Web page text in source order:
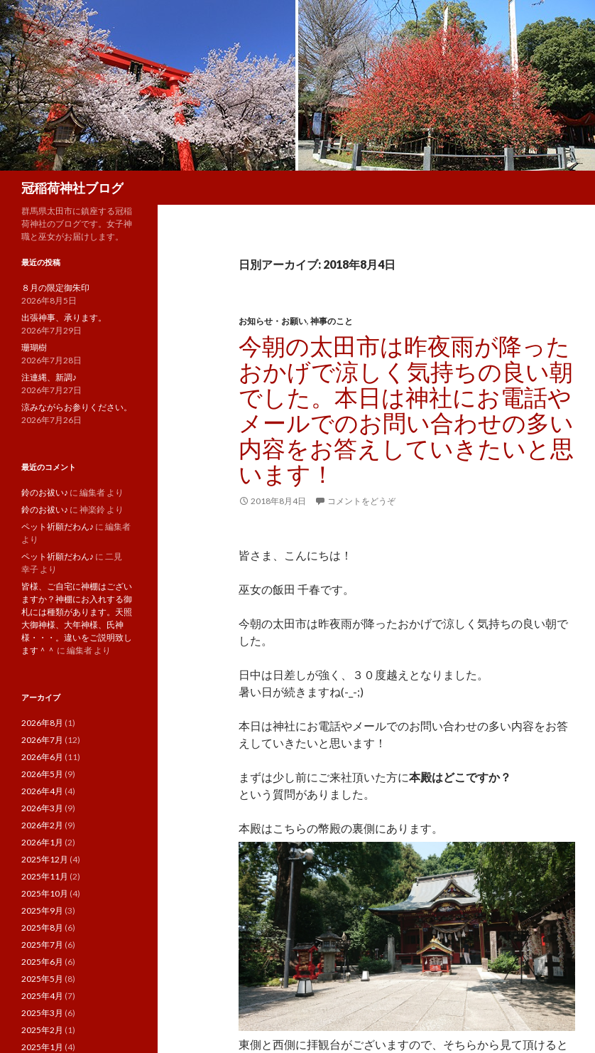
冠稲荷神社ブログ
日別アーカイブ: 2018年8月4日
お知らせ・お願い, 神事のこと
今朝の太田市は昨夜雨が降った
おかげで涼しく気持ちの良い朝
でした。本日は神社にお電話や
メールでのお問い合わせの多い
内容をお答えしていきたいと思
います！
2018年8月4日 コメントをどうぞ
皆さま、こんにちは！
巫女の飯田 千春です。
今朝の太田市は昨夜雨が降ったおかげで涼しく気持ちの良い朝で
した。
日中は日差しが強く、３０度越えとなりました。
暑い日が続きますね(-_-;)
本日は神社にお電話やメールでのお問い合わせの多い内容をお答
えしていきたいと思います！
まずは少し前にご来社頂いた方に本殿はどこですか？
という質問がありました。
本殿はこちらの幣殿の裏側にあります。
東側と西側に拝観台がございますので、そちらから見て頂けると
群馬県太田市に鎮座する冠稲
荷神社のブログです。女子神
職と巫女がお届けします。
最近の投稿
８月の限定御朱印
2026年8月5日
出張神事、承ります。
2026年7月29日
珊瑚樹
2026年7月28日
注連縄、新調♪
2026年7月27日
涼みながらお参りください。
2026年7月26日
最近のコメント
鈴のお祓い♪ に 編集者 より
鈴のお祓い♪ に 神楽鈴 より
ペット祈願だわん♪ に 編集者
より
ペット祈願だわん♪ に 二見
幸子 より
皆様、ご自宅に神棚はござい
ますか？神棚にお入れする御
札には種類があります。天照
大御神様、大年神様、氏神
様・・・。違いをご説明致し
ます＾＾ に 編集者 より
アーカイブ
2026年8月 (1)
2026年7月 (12)
2026年6月 (11)
2026年5月 (9)
2026年4月 (4)
2026年3月 (9)
2026年2月 (9)
2026年1月 (2)
2025年12月 (4)
2025年11月 (2)
2025年10月 (4)
2025年9月 (3)
2025年8月 (6)
2025年7月 (6)
2025年6月 (6)
2025年5月 (8)
2025年4月 (7)
2025年3月 (6)
2025年2月 (1)
2025年1月 (4)